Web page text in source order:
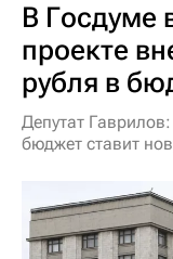
В Госдуме
проекте
рубля в
Депутат
бюджет ставит